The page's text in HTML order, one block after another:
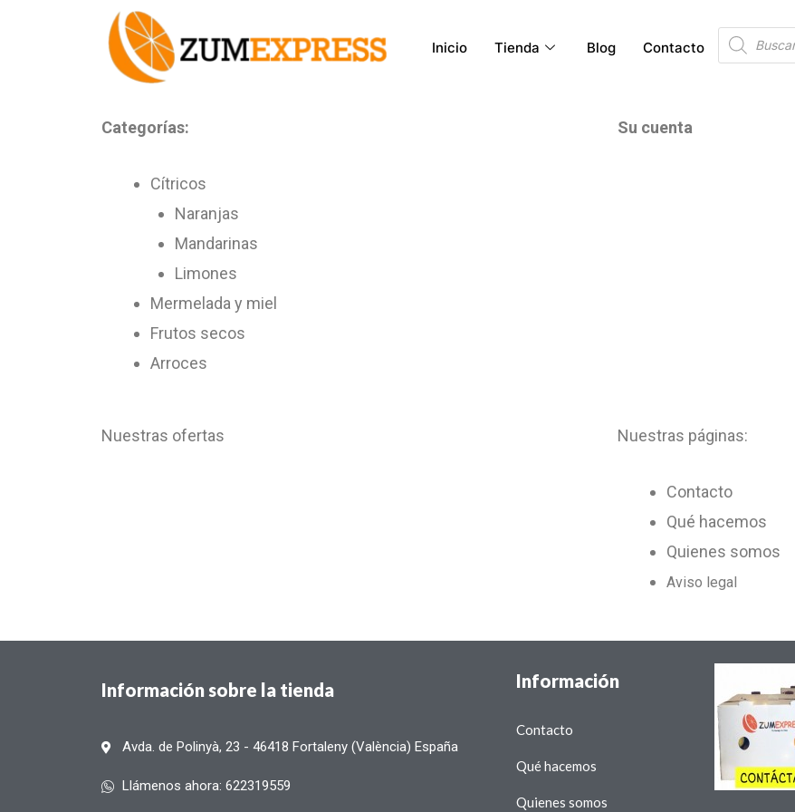
Inicio Tienda Blog Contacto
Búsqueda
de
productos
Categorías:
Cítricos
Naranjas
Mandarinas
Limones
Mermelada y miel
Frutos secos
Arroces
Su cuenta
Nuestras ofertas Nuestras páginas:
Contacto
Qué hacemos
Quienes somos
Aviso legal
Información sobre la tienda
Avda. de Polinyà, 23 - 46418 Fortaleny (València) España
Llámenos ahora: 622319559
Información
Contacto
Qué hacemos
Quienes somos